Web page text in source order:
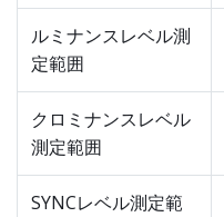
ルミナンスレベル測
定範囲
クロミナンスレベル
測定範囲
SYNCレベル測定範